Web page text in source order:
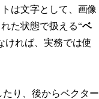
は文字として、画像
た状態で扱える“ベ
ければ、実務では使
たり、後からベクター